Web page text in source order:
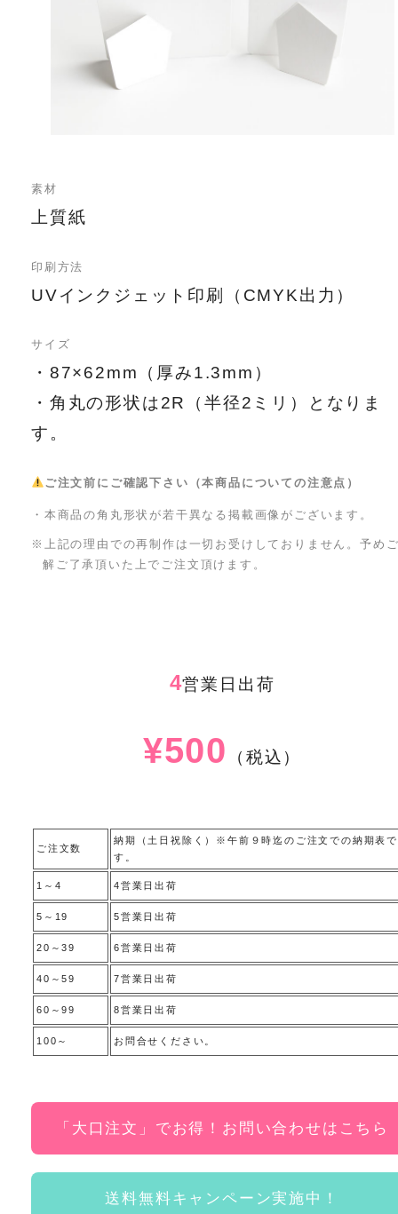
素材
上質紙
印刷方法
UVインクジェット印刷（CMYK出力）
サイズ
・87×62mm（厚み1.3mm）
・角丸の形状は2R（半径2ミリ）となりま
す。
ご注文前にご確認下さい（本商品についての注意点）
・本商品の角丸形状が若干異なる掲載画像がございます。
※上記の理由での再制作は一切お受けしておりません。予め
解ご了承頂いた上でご注文頂けます。
4営業日出荷
¥500 （税込）
ご注文数
納期（土日祝除く）※午前９時迄のご注文での納期表で
す。
1～4 4営業日出荷
5～19 5営業日出荷
20～39 6営業日出荷
40～59 7営業日出荷
60～99 8営業日出荷
100～ お問合せください。
「大口注文」でお得！お問い合わせはこちら
送料無料キャンペーン実施中！